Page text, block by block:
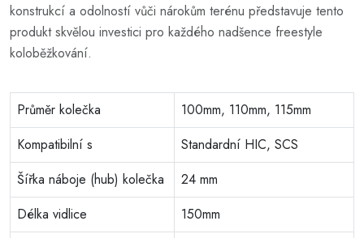
konstrukcí a odolností vůči nárokům terénu představuje tento
produkt skvělou investici pro každého nadšence freestyle
koloběžkování.
Průměr kolečka
100mm, 110mm, 115mm
Kompatibilní s
Standardní HIC, SCS
Šířka náboje (hub) kolečka
24 mm
Délka vidlice
150mm